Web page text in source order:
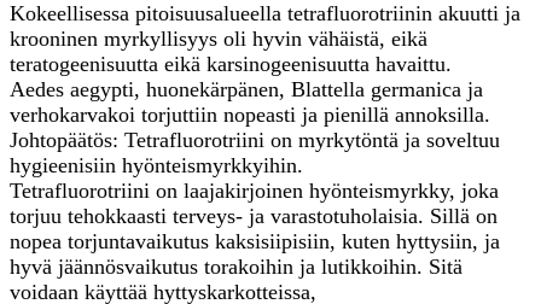
Kokeellisessa pitoisuusalueella tetrafluorotriinin akuutti ja
krooninen myrkyllisyys oli hyvin vähäistä, eikä
teratogeenisuutta eikä karsinogeenisuutta havaittu.
Aedes aegypti, huonekärpänen, Blattella germanica ja
verhokarvakoi torjuttiin nopeasti ja pienillä annoksilla.
Johtopäätös: Tetrafluorotriini on myrkytöntä ja soveltuu
hygieenisiin hyönteismyrkkyihin.
Tetrafluorotriini on laajakirjoinen hyönteismyrkky, joka
torjuu tehokkaasti terveys- ja varastotuholaisia. Sillä on
nopea torjuntavaikutus kaksisiipisiin, kuten hyttysiin, ja
hyvä jäännösvaikutus torakoihin ja lutikkoihin. Sitä
voidaan käyttää hyttyskarkotteissa,